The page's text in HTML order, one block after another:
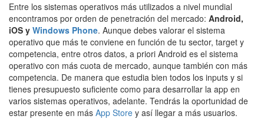
Entre los sistemas operativos más utilizados a nivel mundial
encontramos por orden de penetración del mercado: Android,
iOS y Windows Phone. Aunque debes valorar el sistema
operativo que más te conviene en función de tu sector, target y
competencia, entre otros datos, a priori Android es el sistema
operativo con más cuota de mercado, aunque también con más
competencia. De manera que estudia bien todos los inputs y si
tienes presupuesto suficiente como para desarrollar la app en
varios sistemas operativos, adelante. Tendrás la oportunidad de
estar presente en más App Store y así llegar a más usuarios.